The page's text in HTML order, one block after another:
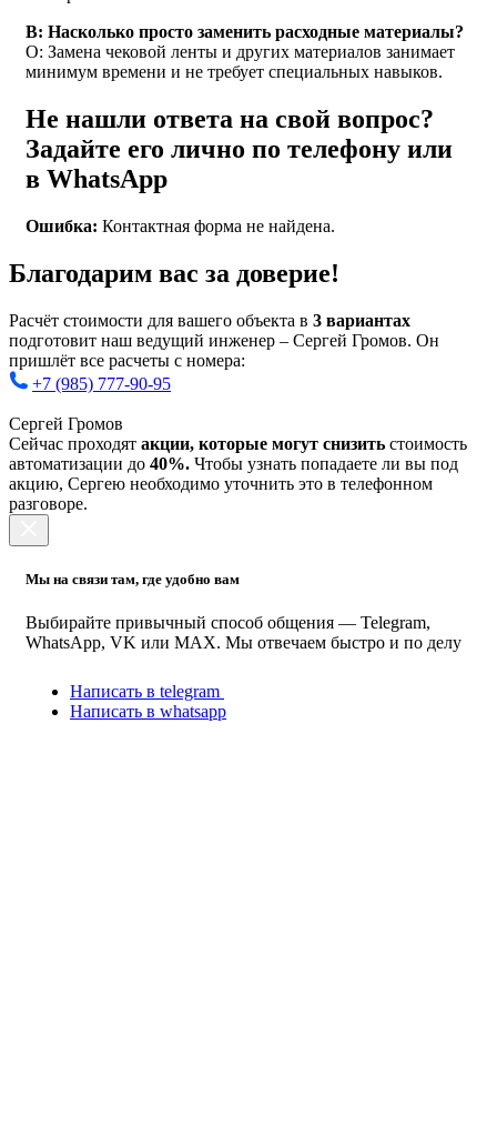
В: Насколько просто заменить расходные материалы?
О: Замена чековой ленты и других материалов занимает
минимум времени и не требует специальных навыков.
Не нашли ответа на свой вопрос?
Задайте его лично по телефону или
в WhatsApp
Ошибка: Контактная форма не найдена.
Благодарим вас за доверие!
Расчёт стоимости для вашего объекта в 3 вариантах
подготовит наш ведущий инженер – Сергей Громов. Он
пришлёт все расчеты с номера:
+7 (985) 777-90-95
Сергей Громов
Сейчас проходят акции, которые могут снизить стоимость
автоматизации до 40%. Чтобы узнать попадаете ли вы под
акцию, Сергею необходимо уточнить это в телефонном
разговоре.
Мы на связи там, где удобно вам
Выбирайте привычный способ общения — Telegram,
WhatsApp, VK или MAX. Мы отвечаем быстро и по делу
Написать в telegram
Написать в whatsapp